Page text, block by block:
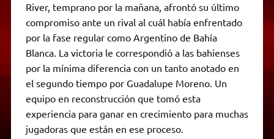
River, temprano por la mañana, afrontó su último
compromiso ante un rival al cuál había enfrentado
por la fase regular como Argentino de Bahía
Blanca. La victoria le correspondió a las bahienses
por la mínima diferencia con un tanto anotado en
el segundo tiempo por Guadalupe Moreno. Un
equipo en reconstrucción que tomó esta
experiencia para ganar en crecimiento para muchas
jugadoras que están en ese proceso.